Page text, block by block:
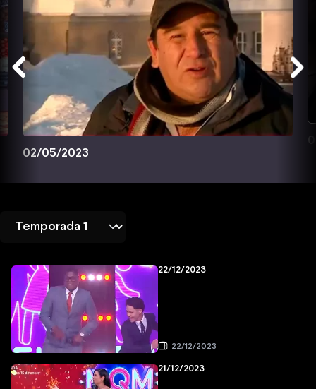
02/05/2023
22/12/2023
22/12/2023
21/12/2023